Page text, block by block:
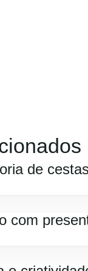
de
com